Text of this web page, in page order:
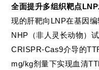
全面提升多组织靶点LNP
现的肝靶向 LNP在基因
NHP （非人灵长动物）
CRISPR-Cas9介导的
mg/kg剂量下实现血清